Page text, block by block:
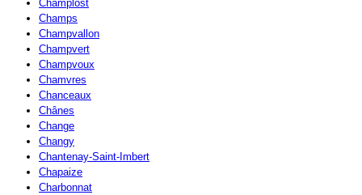
Champlost
Champs
Champvallon
Champvert
Champvoux
Chamvres
Chanceaux
Chânes
Change
Changy
Chantenay-Saint-Imbert
Chapaize
Charbonnat